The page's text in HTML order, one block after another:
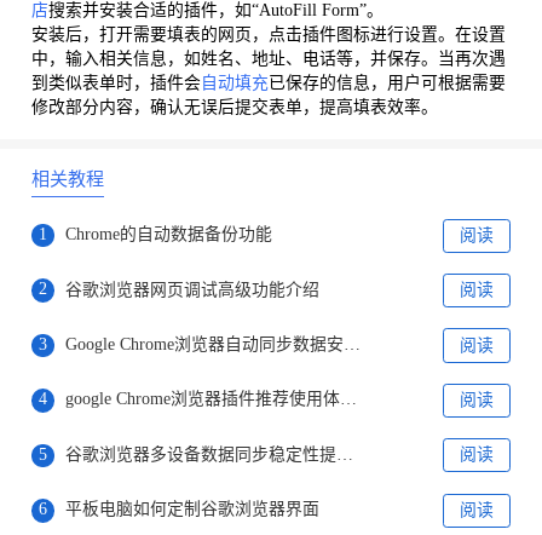
店搜索并安装合适的插件，如“AutoFill Form”。
安装后，打开需要填表的网页，点击插件图标进行设置。在设置
中，输入相关信息，如姓名、地址、电话等，并保存。当再次遇
到类似表单时，插件会 自动填充已保存的信息，用户可根据需要
修改部分内容，确认无误后提交表单，提高填表效率。
相关教程
1 Chrome的自动数据备份功能 阅读
2 谷歌浏览器网页调试高级功能介绍 阅读
3 Google Chrome浏览器自动同步数据安全防护 阅读
4 google Chrome浏览器插件推荐使用体验是否好 阅读
5 阅读
6 平板电脑如何定制谷歌浏览器界面 阅读